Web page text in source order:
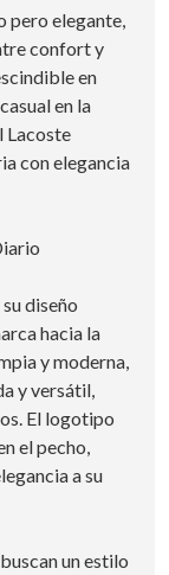
pero elegante,
confort y
en
en la
Lacoste
con elegancia
diseño
hacia la
y moderna,
y versátil,
El logotipo
el pecho,
a su
un estilo